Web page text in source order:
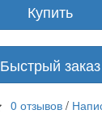
Купить
Быстрый заказ
0 отзывов /